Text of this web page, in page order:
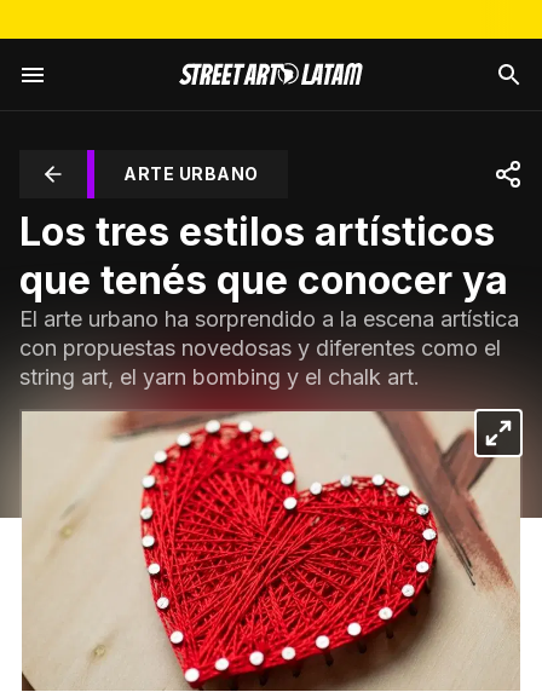
ARTE URBANO
Los tres estilos artísticos
que tenés que conocer ya
El arte urbano ha sorprendido a la escena artística
con propuestas novedosas y diferentes como el
string art, el yarn bombing y el chalk art.